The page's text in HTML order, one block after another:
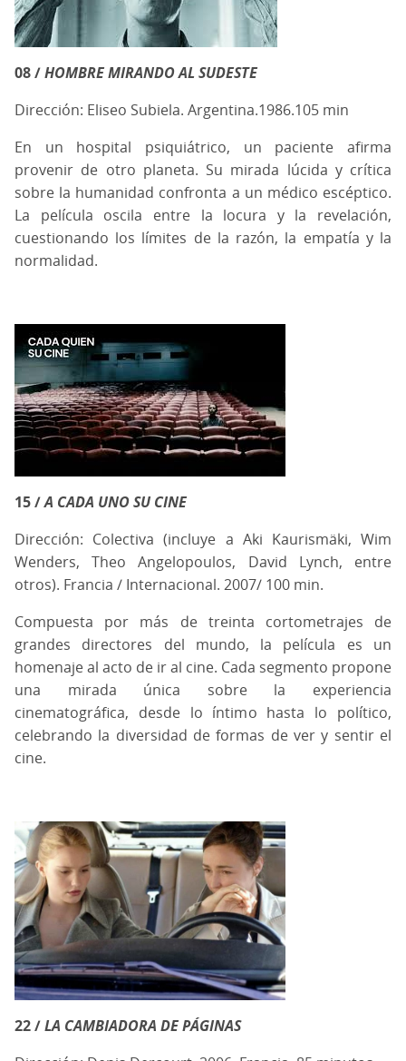
08 /HOMBRE MIRANDO AL SUDESTE
Dirección: Eliseo Subiela. Argentina.1986.105 min
En un hospital psiquiátrico, un paciente afirma
provenir de otro planeta. Su mirada lúcida y crítica
sobre la humanidad confronta a un médico escéptico.
La película oscila entre la locura y la revelación,
cuestionando los límites de la razón, la empatía y la
normalidad.
15 /A CADA UNO SU CINE
Dirección: Colectiva (incluye a Aki Kaurismäki, Wim
Wenders, Theo Angelopoulos, David Lynch, entre
otros). Francia / Internacional. 2007/ 100 min.
Compuesta por más de treinta cortometrajes de
grandes directores del mundo, la película es un
homenaje al acto de ir al cine. Cada segmento propone
una mirada única sobre la experiencia
cinematográfica, desde lo íntimo hasta lo político,
celebrando la diversidad de formas de ver y sentir el
cine.
22 /LA CAMBIADORA DE PÁGINAS